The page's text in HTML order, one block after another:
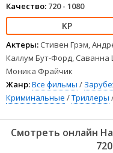
Качество: 720 - 1080
Актеры: Стивен Грэм,
Каллум Бут-Форд,
Моника Фрайчик
Жанр:Все фильмы /
Криминальные /Триллеры
Смотреть онлайн